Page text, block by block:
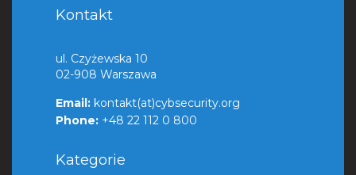
Kontakt
ul. Czyżewska 10
02-908 Warszawa
Email: kontakt(at)cybsecurity.org
Phone: +48 22 112 0 800
Kategorie